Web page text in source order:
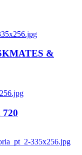
&
335x256.jpg